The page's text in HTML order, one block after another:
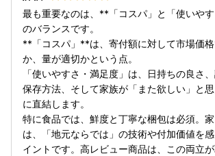
最も重要なのは、**「コスパ」と「使いや
のバランスです。
​**「コスパ」**は、寄付額に対して市場価
か、量が適切かという点。
「使いやすさ・満足度」は、日持ちの良さ、
保存方法、そして家族が「また欲しい」と
に直結します。
特に食品では、鮮度と丁寧な梱包は必須。
は、「地元ならでは」の技術や付加価値を
イントです。高レビュー商品は、この両立が